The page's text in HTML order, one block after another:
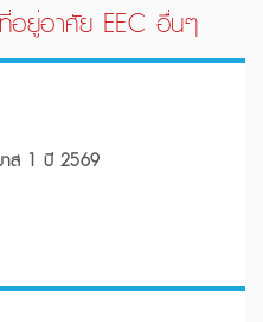
ยู่อาศัย EEC อื่นๆ
าส 1 ปี 2569